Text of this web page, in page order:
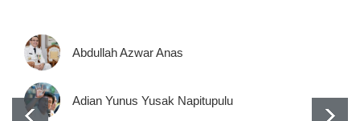
Abdullah Azwar Anas
Adian Yunus Yusak Napitupulu